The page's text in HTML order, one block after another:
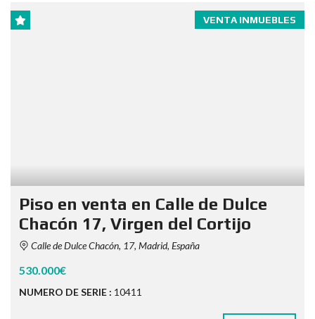
VENTA INMUEBLES
Piso en venta en Calle de Dulce
Chacón 17, Virgen del Cortijo
Calle de Dulce Chacón, 17, Madrid, España
530.000€
NUMERO DE SERIE : 10411